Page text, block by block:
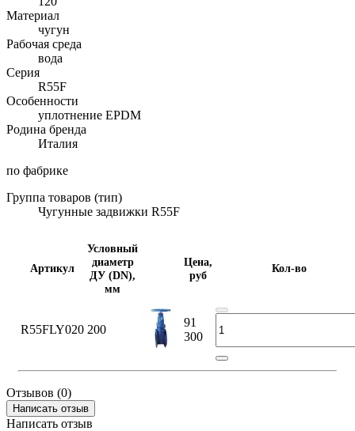
Материал
чугун
Рабочая среда
вода
Серия
R55F
Особенности
уплотнение EPDM
Родина бренда
Италия
по фабрике
Группа товаров (тип)
Чугунные задвижки R55F
Артикул
Условный
диаметр
ДУ (DN),
мм
Цена,
руб
Кол-во
R55FLY020 200
91
300
Отзывов (0)
Написать отзыв
Написать отзыв